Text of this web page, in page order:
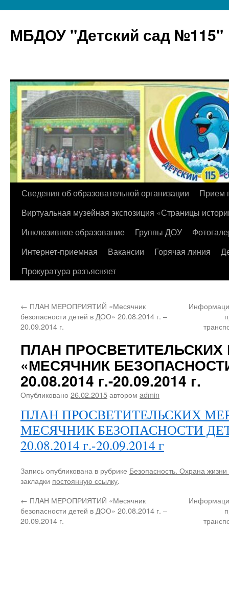
МБДОУ "Детский сад №115"
Перейти
содержимому
Сведения об образовательной организации
Прием
Виртуальная музейная экспозиция «Страницы
Инклюзивное образование
Группы ДОУ
Интернет-приемная
Вакансии Горячая линия
Прокуратура разъясняет
← ПЛАН МЕРОПРИЯТИЙ «Месячник
безопасности детей в ДОО» 20.08.2014 г. –
20.09.2014 г.
ПЛАН
«МЕСЯЧНИК
20.08.2014 г.-20.09.2014 г.
Опубликовано 26.02.2015автором admin
ПЛАН ПРОСВЕТИТЕЛЬСКИХ
МЕСЯЧНИК БЕЗОПАСНОСТИ
20.08.2014 г.-20.09.2014 г
Запись опубликована в рубрике Безопасность. Охрана
закладки постоянную ссылку.
← ПЛАН МЕРОПРИЯТИЙ «Месячник
безопасности детей в ДОО» 20.08.2014 г. –
20.09.2014 г.